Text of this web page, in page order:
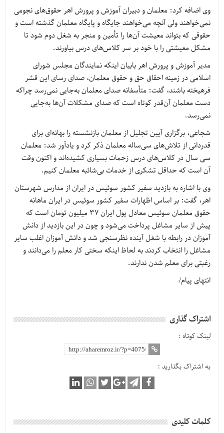
وی اضافه کرد: معلمان و دبیران آموزش و پرورش اهر حقوق‌های نجومی
نمی‌خواهند ولی آنچه می‌خواهند جایگاه و پایگاه معلمان گذشته است و
حقوقی که بتواند معیشت آن‌ها را تأمین و منجر به شغل دوم شود تا
مشکل معیشتی را با خود بر سر کلاس‌های درس بیاورند.
مدیر آموزش و پرورش اهر بابیان اینکه نمایندگان مجلس شورای
اسلامی در زمینه احقاق حق و حقوق معلمان، صدای رسای این قشر
فرهیخته باشند، گفت: متأسفانه صدای معلمان به‌جایی نمی‌رسد چراکه
دست معلمان آن‌قدر کوتاه است که صدای مشکلات آن‌ها به‌جایی
نمی‌رسد.
شجاعی، برگزاری آیین تجلیل از معلمان بازنشسته را بهانه‌ای برای
قدردانی از تلاش‌های سی‌ساله معلمان ذکر کرد و یادآور شد: معلمان
سی سال در کلاس‌های درس زحمات بسیاری کشیده‌اند و اکنون وقت
آن است که حداقل تشکری از خدمات بی‌شائبه معلمان کنیم.
وی با اشاره به بازدید سفیر کشور سوئیس در ایران از مدارس شهرستان
اهر، گفت: بر اساس اظهارات سفیر کشور سوئیس در ایران ماهانه
حقوق معلمان سوئیس معادل پول ایران 37 میلیون تومان است که
پیش از سایر مشاغل پرداخت می‌شود و چون در این بازدید از دانش
آموزان در رابطه با شغل آینده نظرسنجی شد و دانش آموزان اغلب سایر
مشاغل را انتخاب کردند به لحاظ اینکه سختی کار معلم را می‌دانند و
رغبتی برای معلم شدن ندارند.
انتهای پیام/
اشتراک گذاری
لینک کوتاه :
به اشتراک بگذارید :
کلمات کلیدی